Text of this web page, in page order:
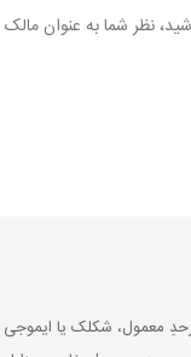
نظر شما به عنوان